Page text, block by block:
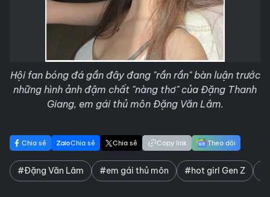
Hội fan bóng đá gần đây đang "rần rần" bàn luận trước
những hình ảnh đậm chất "nàng thơ" của Đặng Thanh
Giang, em gái thủ môn Đặng Văn Lâm.
Chia sẻ Chia sẻ Chia sẻ Copy link Theo dõi
#Đặng Văn Lâm #em gái thủ môn #hot girl Gen Z